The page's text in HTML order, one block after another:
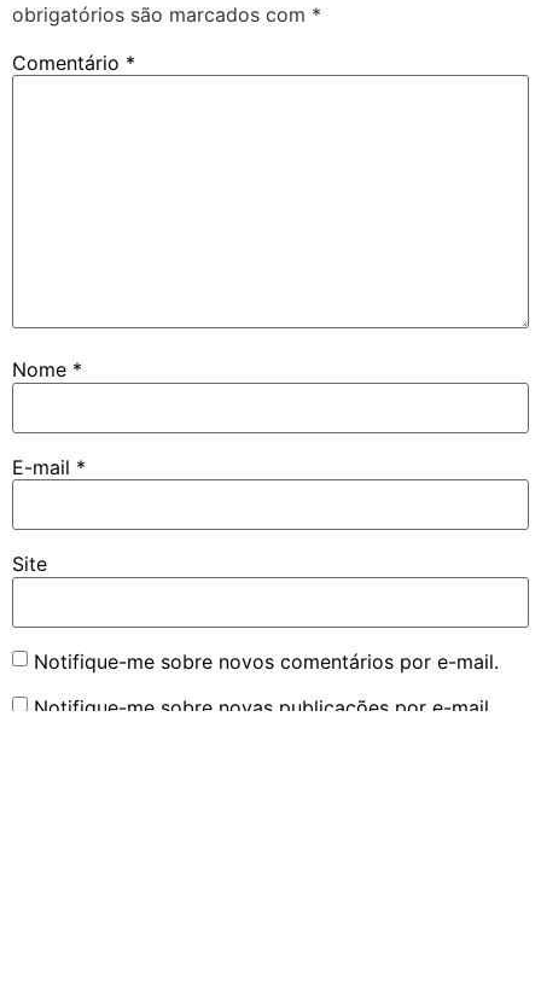
obrigatórios são marcados com *
Comentário *
Nome *
E-mail *
Site
Notifique-me sobre novos comentários por e-mail.
Notifique-me sobre novas publicações por e-mail.